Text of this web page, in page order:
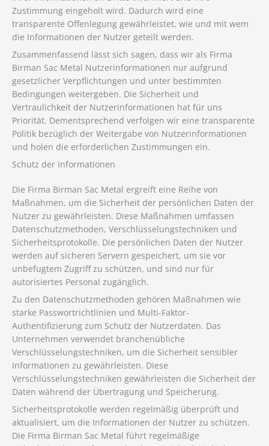
Zustimmung eingeholt wird. Dadurch wird eine
transparente Offenlegung gewährleistet, wie und mit wem
die Informationen der Nutzer geteilt werden.
Zusammenfassend lässt sich sagen, dass wir als Firma
Birman Sac Metal Nutzerinformationen nur aufgrund
gesetzlicher Verpflichtungen und unter bestimmten
Bedingungen weitergeben. Die Sicherheit und
Vertraulichkeit der Nutzerinformationen hat für uns
Priorität. Dementsprechend verfolgen wir eine transparente
Politik bezüglich der Weitergabe von Nutzerinformationen
und holen die erforderlichen Zustimmungen ein.
Schutz der Informationen
Die Firma Birman Sac Metal ergreift eine Reihe von
Maßnahmen, um die Sicherheit der persönlichen Daten der
Nutzer zu gewährleisten. Diese Maßnahmen umfassen
Datenschutzmethoden, Verschlüsselungstechniken und
Sicherheitsprotokolle. Die persönlichen Daten der Nutzer
werden auf sicheren Servern gespeichert, um sie vor
unbefugtem Zugriff zu schützen, und sind nur für
autorisiertes Personal zugänglich.
Zu den Datenschutzmethoden gehören Maßnahmen wie
starke Passwortrichtlinien und Multi-Faktor-
Authentifizierung zum Schutz der Nutzerdaten. Das
Unternehmen verwendet branchenübliche
Verschlüsselungstechniken, um die Sicherheit sensibler
Informationen zu gewährleisten. Diese
Verschlüsselungstechniken gewährleisten die Sicherheit der
Daten während der Übertragung und Speicherung.
Sicherheitsprotokolle werden regelmäßig überprüft und
aktualisiert, um die Informationen der Nutzer zu schützen.
Die Firma Birman Sac Metal führt regelmäßige